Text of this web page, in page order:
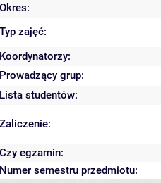
Okres:
Typ zajęć:
Koordynatorzy:
Prowadzący grup:
Lista studentów:
Zaliczenie:
Czy egzamin:
Numer semestru przedmiotu: